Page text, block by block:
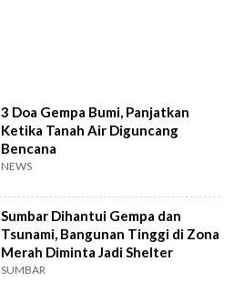
3 Doa Gempa Bumi, Panjatkan
Ketika Tanah Air Diguncang
Bencana
NEWS
Sumbar Dihantui Gempa dan
Tsunami, Bangunan Tinggi di Zona
Merah Diminta Jadi Shelter
SUMBAR